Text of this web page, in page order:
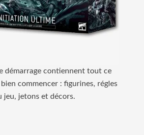
démarrage contiennent tout ce
commencer : figurines, régles
jeu, jetons et décors.